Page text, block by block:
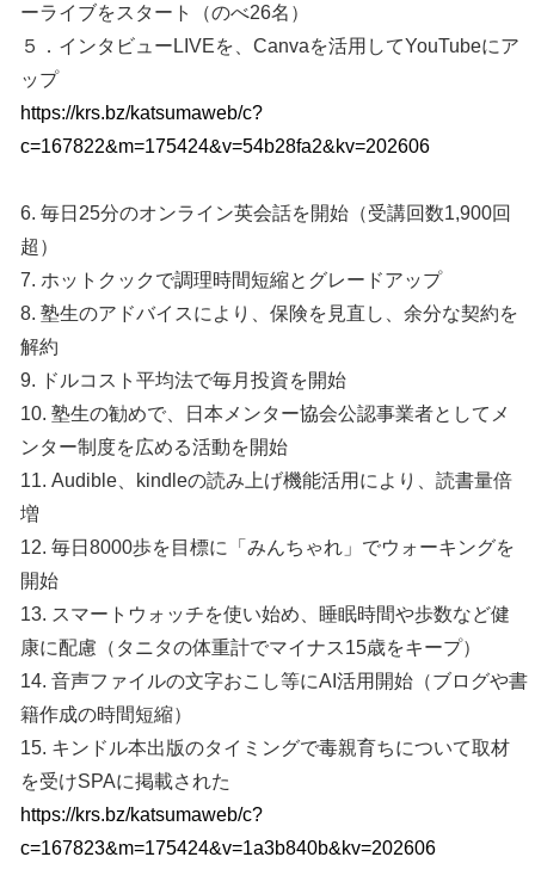
ーライブをスタート（のべ26名）
５．インタビューLIVEを、Canvaを活用してYouTubeにア
ップ
https://krs.bz/katsumaweb/c?
c=167822&m=175424&v=54b28fa2&kv=202606
6. 毎日25分のオンライン英会話を開始（受講回数1,900回
超）
7. ホットクックで調理時間短縮とグレードアップ
8. 塾生のアドバイスにより、保険を見直し、余分な契約を
解約
9. ドルコスト平均法で毎月投資を開始
10. 塾生の勧めで、日本メンター協会公認事業者としてメ
ンター制度を広める活動を開始
11. Audible、kindleの読み上げ機能活用により、読書量倍
増
12. 毎日8000歩を目標に「みんちゃれ」でウォーキングを
開始
13. スマートウォッチを使い始め、睡眠時間や歩数など健
康に配慮（タニタの体重計でマイナス15歳をキープ）
14. 音声ファイルの文字おこし等にAI活用開始（ブログや書
籍作成の時間短縮）
15. キンドル本出版のタイミングで毒親育ちについて取材
を受けSPAに掲載された
https://krs.bz/katsumaweb/c?
c=167823&m=175424&v=1a3b840b&kv=202606